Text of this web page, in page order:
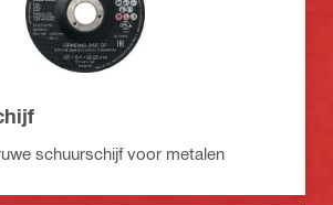
schuurschijf voor metalen